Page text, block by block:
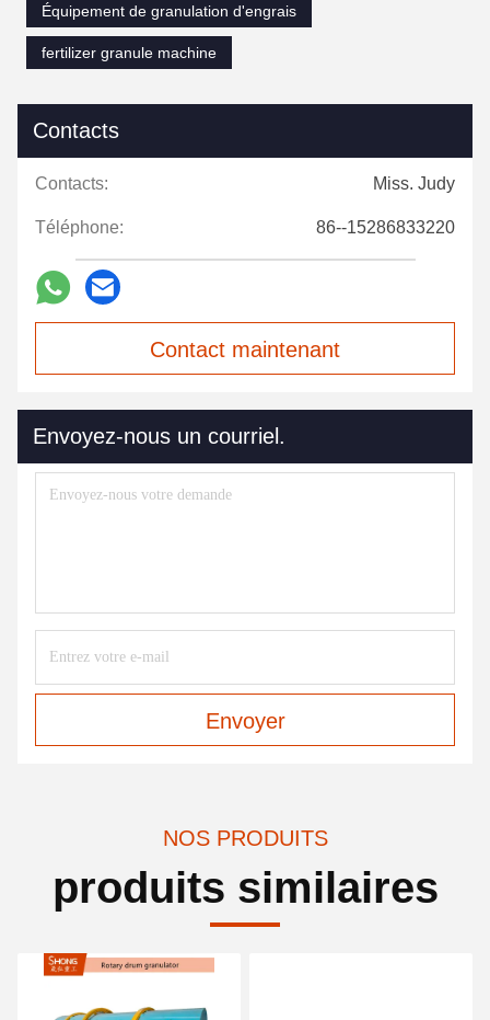
Équipement de granulation d'engrais
fertilizer granule machine
Contacts
Contacts: Miss. Judy
Téléphone: 86--15286833220
Contact maintenant
Envoyez-nous un courriel.
Envoyer
NOS PRODUITS
produits similaires